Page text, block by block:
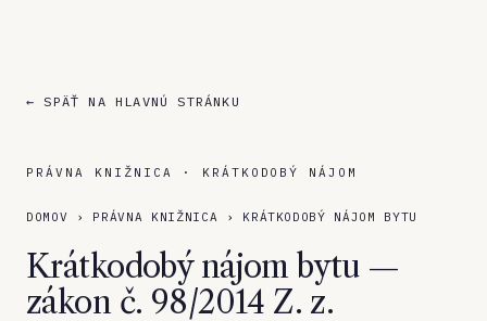
← SPÄŤ NA HLAVNÚ STRÁNKU
PRÁVNA KNIŽNICA · KRÁTKODOBÝ NÁJOM
DOMOV › PRÁVNA KNIŽNICA › KRÁTKODOBÝ NÁJOM BYTU
Krátkodobý nájom bytu —
zákon č. 98/2014 Z. z.